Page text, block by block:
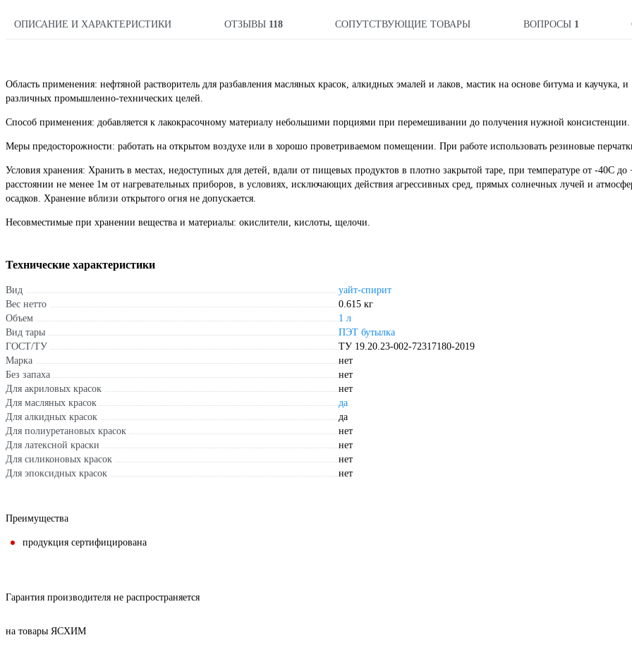
ОПИСАНИЕ И ХАРАКТЕРИСТИКИ ОТЗЫВЫ 118 СОПУТСТВУЮЩИЕ ТОВАРЫ ВОПРОСЫ 1
Область применения: нефтяной растворитель для разбавления масляных красок, алкидных эмалей и лаков, мастик на основе битума и каучука, и
различных промышленно-технических целей.
Способ применения: добавляется к лакокрасочному материалу небольшими порциями при перемешивании до получения нужной консистенции.
Меры предосторожности: работать на открытом воздухе или в хорошо проветриваемом помещении. При работе использовать резиновые
Условия хранения: Хранить в местах, недоступных для детей, вдали от пищевых продуктов в плотно закрытой таре, при температуре от -40С до
расстоянии не менее 1м от нагревательных приборов, в условиях, исключающих действия агрессивных сред, прямых солнечных лучей и
осадков. Хранение вблизи открытого огня не допускается.
Несовместимые при хранении вещества и материалы: окислители, кислоты, щелочи.
Технические характеристики
Вид
уайт-спирит
Вес нетто
0.615 кг
Объем
1 л
Вид тары
ПЭТ бутылка
ГОСТ/ТУ
ТУ 19.20.23-002-72317180-2019
Марка
нет
Без запаха
нет
Для акриловых красок
нет
Для масляных красок
да
Для алкидных красок
да
Для полиуретановых красок
нет
Для латексной краски
нет
Для силиконовых красок
нет
Для эпоксидных красок
нет
Преимущества
продукция сертифицирована
Гарантия производителя не распространяется
на товары ЯСХИМ